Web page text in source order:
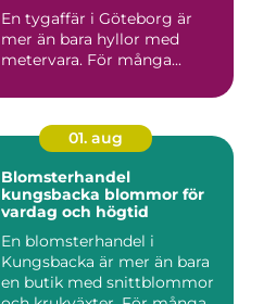
En tygaffär i Göteborg är
mer än bara hyllor med
metervara. För många...
01. aug
Blomsterhandel
kungsbacka blommor för
vardag och högtid
En blomsterhandel i
Kungsbacka är mer än bara
en butik med snittblommor